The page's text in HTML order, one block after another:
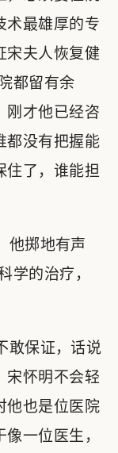
术最雄厚的专
宋夫人恢复健
都留有余
刚才他已经咨
都没有把握能
住了，谁能担
他掷地有声
学的治疗，
敢保证，话说
宋怀明不会轻
他也是位医院
一位医生，